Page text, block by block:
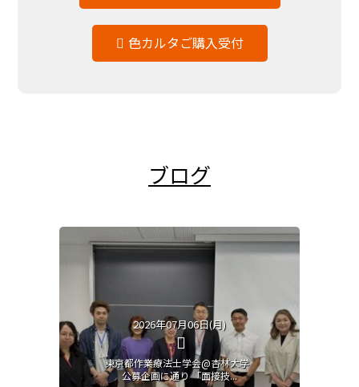
色カルタご購入受付
ブログ
2026年07月06日(月)
東京都作業療法士学会@杏林大学
公募企画に通り 「面接技...